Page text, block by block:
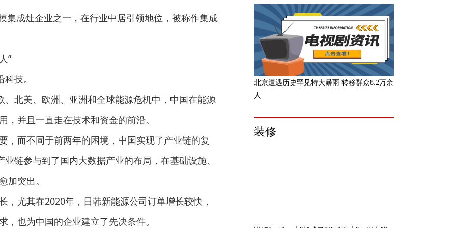
集成灶企业之一，在行业中居引领地位，被称作集成
”
技。
、北美、欧洲、亚洲和全球能源危机中，中国在能源
并且一直走在技术和资金的前沿。
，而不同于前两年的困境，中国实现了产业链的复
链参与到了国内大数据产业的布局，在基础设施、
加突出。
，尤其在2020年，日韩新能源公司订单增长较快，
也为中国的企业建立了先决条件。
北京遭遇历史罕见特大暴雨 转移群众8.2万余
人
装修